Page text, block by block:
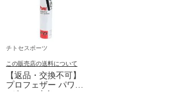
チトセスポーツ
この販売店の送料について
【返品・交換不可】
プロフェザー パワー